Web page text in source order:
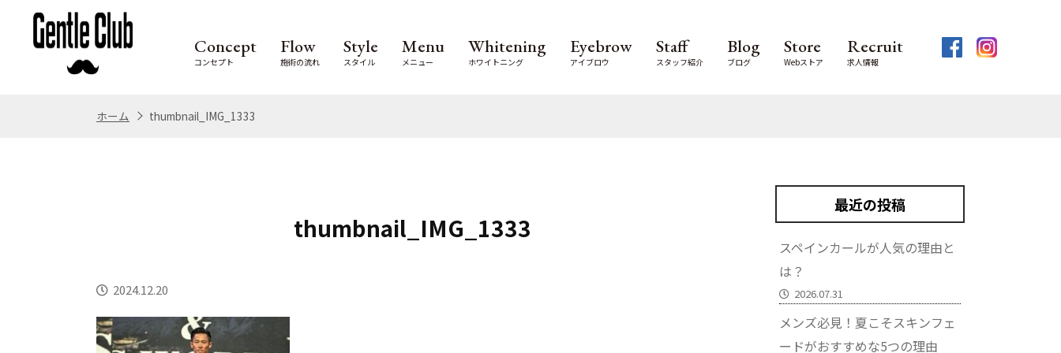
Concept
コンセプト
Flow
施術の流れ
Style
スタイル
Menu
メニュー
Whitening
ホワイトニング
Eyebrow
アイブロウ
Staff
スタッフ紹介
Blog
ブログ
Store
Webストア
Recruit
求人情報
ホーム thumbnail_IMG_1333
thumbnail_IMG_1333
2024.12.20
最近の投稿
スペインカールが人気の理由と
は？
2026.07.31
メンズ必見！夏こそスキンフェ
ードがおすすめな5つの理由